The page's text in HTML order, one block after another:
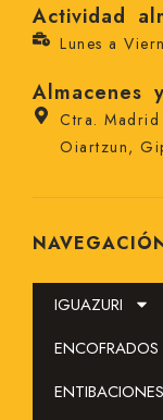
Actividad
Lunes a
Almacenes
Ctra.
Oiartzun,
IGUAZURI
ENCOFRADOS
ENTIBACIONES